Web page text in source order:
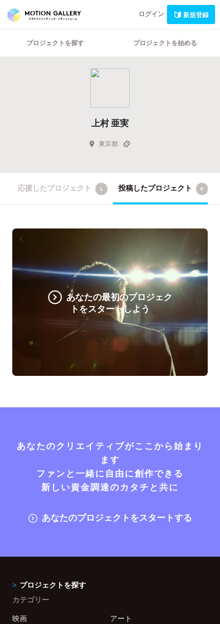
ログイン 新規登録
プロジェクトを探す プロジェクトを始める
上村 亜実
東京都
応援したプロジェクト 1 投稿したプロジェクト 0
あなたの最初のプロジェク
トをスタートしよう
あなたのクリエイティブがここから始まり
ます
ファンと一緒に自由に創作できる
新しい資金調達のカタチと共に
あなたのプロジェクトをスタートする
プロジェクトを探す
カテゴリー
映画
アート